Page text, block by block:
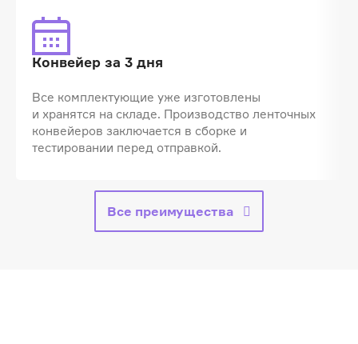
Конвейер за 3 дня
Все комплектующие уже изготовлены
и хранятся на складе. Производство ленточных
конвейеров заключается в сборке и
тестировании перед отправкой.
Все преимущества